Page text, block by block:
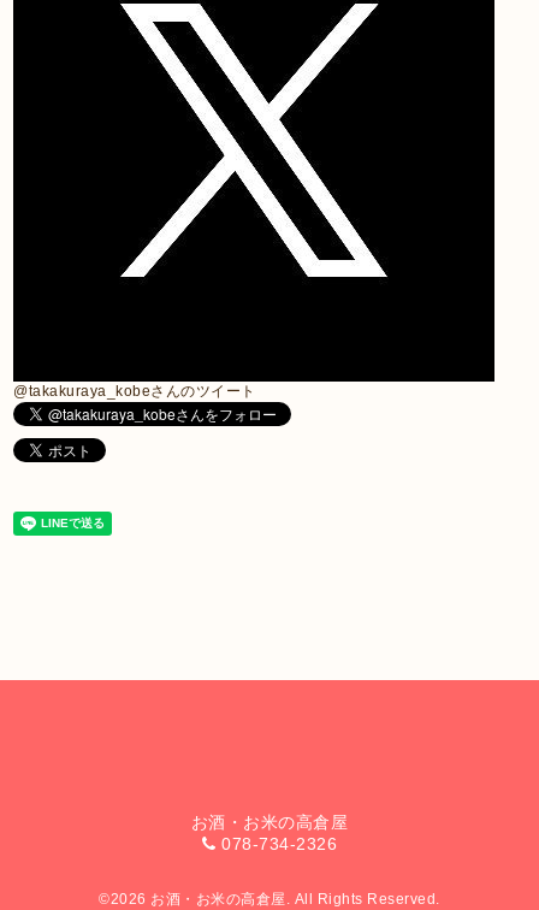
@takakuraya_kobeさんのツイート
お酒・お米の高倉屋
078-734-2326
©2026 お酒・お米の高倉屋 . All Rights Reserved.